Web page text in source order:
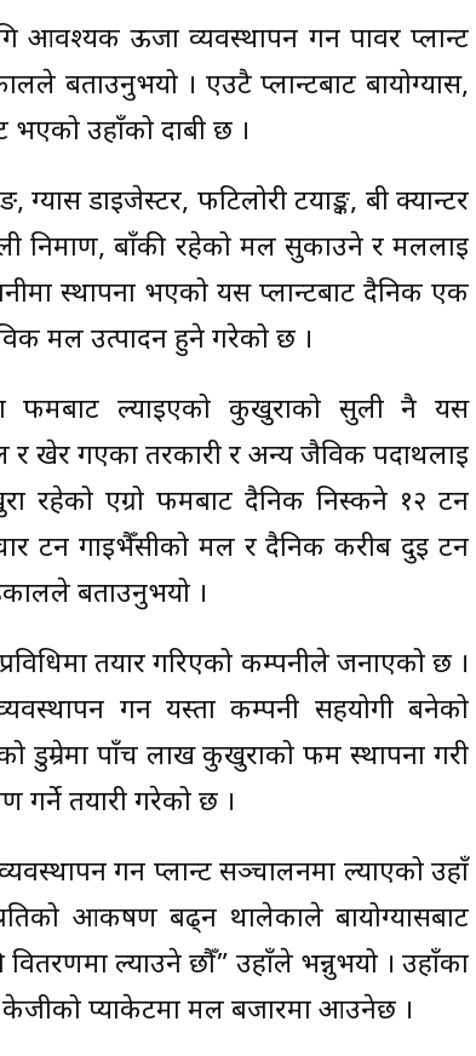
आवश्यक ऊर्जा व्यवस्थापन गर्न पावर प्लान्ट
बताउनुभयो । एउटै प्लान्टबाट बायोग्यास,
भएको उहाँको दाबी छ ।
ग्यास डाइजेस्टर, फटिलोरी टयाङ्क, बी क्यान्टर
निर्माण, बाँकी रहेको मल सुकाउने र मललाई
स्थापना भएको यस प्लान्टबाट दैनिक एक
मल उत्पादन हुने गरेको छ ।
फर्मबाट ल्याइएको कुखुराको सुली नै यस
र खेर गएका तरकारी र अन्य जैविक पदार्थलाई
रहेको एग्रो फर्मबाट दैनिक निस्कने १२ टन
टन गाईभैँसीको मल र दैनिक करीब दुई टन
बताउनुभयो ।
तयार गरिएको कम्पनीले जनाएको छ ।
गर्न यस्ता कम्पनी सहयोगी बनेको
पाँच लाख कुखुराको फर्म स्थापना गरी
गर्ने तयारी गरेको छ ।
गर्न प्लान्ट सञ्चालनमा ल्याएको उहाँ
आकर्षण बढ्न थालेकाले बायोग्यासबाट
ल्याउने छौँ” उहाँले भन्नुभयो । उहाँका
केजीको प्याकेटमा मल बजारमा आउनेछ ।